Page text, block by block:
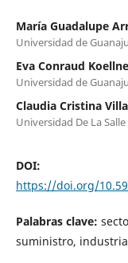
María Guadalupe
Universidad de
Eva Conraud
Universidad de
Claudia Cristina
Universidad De La Salle
DOI:
https://doi.org/
Palabras clave:
suministro,